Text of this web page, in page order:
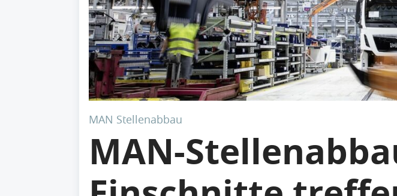
MAN Stellenabbau
MAN-